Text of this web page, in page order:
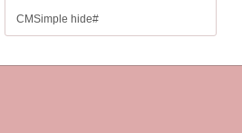
CMSimple hide#